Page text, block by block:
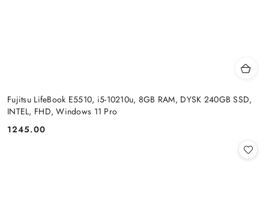
Fujitsu LifeBook E5510, i5-10210u, 8GB RAM, DYSK 240GB SSD,
INTEL, FHD, Windows 11 Pro
Cena:
1245.00